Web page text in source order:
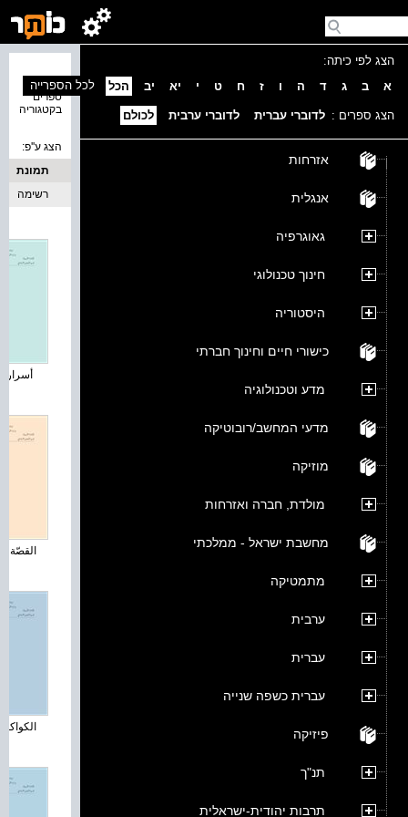
הצג לפי כיתה:
א
ב ג ד ה ו ז ח ט י יא יב הכל
הצג ספרים : לדוברי עברית לדוברי ערבית לכולם
אזרחות
אנגלית
גאוגרפיה
חינוך טכנולוגי
היסטוריה
כישורי חיים וחינוך חברתי
מדע וטכנולוגיה
מדעי המחשב/רובוטיקה
מוזיקה
מולדת, חברה ואזרחות
מחשבת ישראל - ממלכתי
מתמטיקה
ערבית
עברית
עברית כשפה שנייה
פיזיקה
תנ"ך
תרבות יהודית-ישראלית
ספרים
בקטגוריה
לכל הספרייה
הצג ע''פ:
תמונת
כריכה
רשימה
أسرار
القصّة